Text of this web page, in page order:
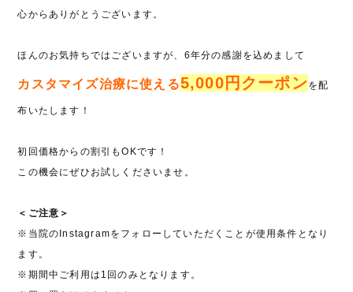
心からありがとうございます。
ほんのお気持ちではございますが、6年分の感謝を込めまして
カスタマイズ治療に使える5,000円クーポン を配
布いたします！
初回価格からの割引もOKです！
この機会にぜひお試しくださいませ。
＜ご注意＞
※当院のInstagramをフォローしていただくことが使用条件となり
ます。
※期間中ご利用は1回のみとなります。